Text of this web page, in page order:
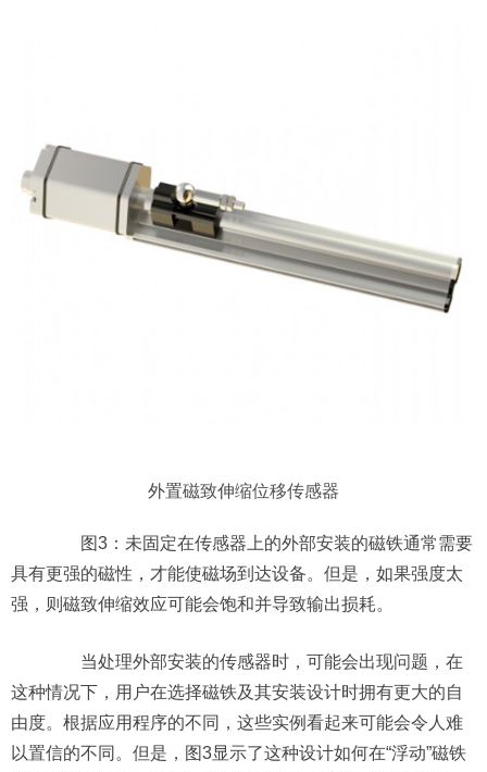
外置磁致伸缩位移传感器
图3：未固定在传感器上的外部安装的磁铁通常需要
具有更强的磁性，才能使磁场到达设备。但是，如果强度太
强，则磁致伸缩效应可能会饱和并导致输出损耗。
当处理外部安装的传感器时，可能会出现问题，在
这种情况下，用户在选择磁铁及其安装设计时拥有更大的自
由度。根据应用程序的不同，这些实例看起来可能会令人难
以置信的不同。但是，图3显示了这种设计如何在“浮动”磁铁